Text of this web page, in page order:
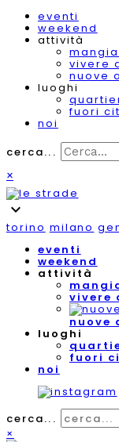
eventi
weekend
attività
vivere
nuove
luoghi
fuori
noi
cerca...
×
expand_more
torino milano
eventi
weekend
attività
vivere
nuove
luoghi
fuori
noi
cerca...
×